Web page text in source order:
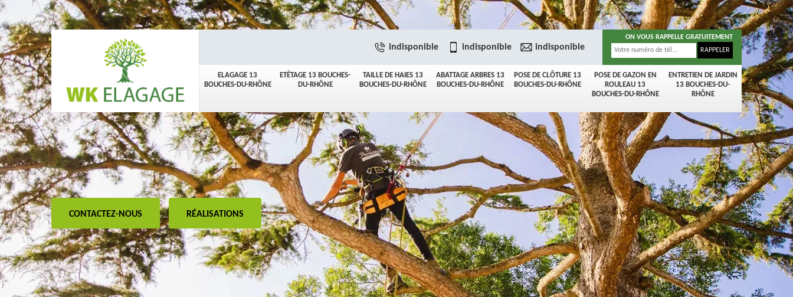
ELAGAGE 13
BOUCHES-DU-RHÔNE
ETÊTAGE 13 BOUCHES-
DU-RHÔNE
TAILLE DE HAIES 13
BOUCHES-DU-RHÔNE
ABATTAGE ARBRES 13
BOUCHES-DU-RHÔNE
POSE DE CLÔTURE 13
BOUCHES-DU-RHÔNE
POSE DE GAZON EN
ROULEAU 13
BOUCHES-DU-RHÔNE
ENTRETIEN DE JARDIN
13 BOUCHES-DU-
RHÔNE
indisponible indisponible indisponible
ON VOUS RAPPELLE GRATUITEMENT
CONTACTEZ-NOUS RÉALISATIONS